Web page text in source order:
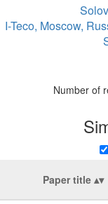
I-Teco, Moscow,
Number of
Paper title